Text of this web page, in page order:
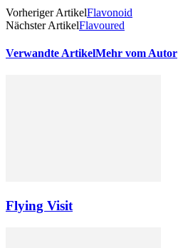
Vorheriger ArtikelFlavonoid
Nächster ArtikelFlavoured
Verwandte ArtikelMehr vom Autor
Flying Visit